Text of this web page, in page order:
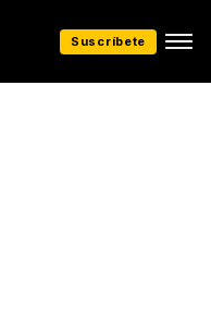
Suscríbete